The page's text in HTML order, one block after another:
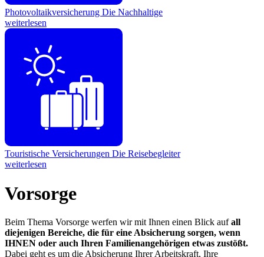
Photovoltaikversicherung Die Nachhaltige
weiterlesen
Touristische Versicherungen Die Reisebegleiter
weiterlesen
Vorsorge
Beim Thema Vorsorge werfen wir mit Ihnen einen Blick aufall
diejenigen Bereiche, die für eine Absicherung sorgen, wenn
IHNEN oder auch Ihren Familienangehörigen etwas zustößt.
Dabei geht es um die Absicherung Ihrer Arbeitskraft, Ihre